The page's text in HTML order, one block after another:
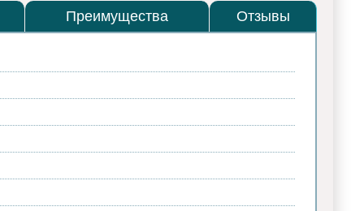
Преимущества Отзывы